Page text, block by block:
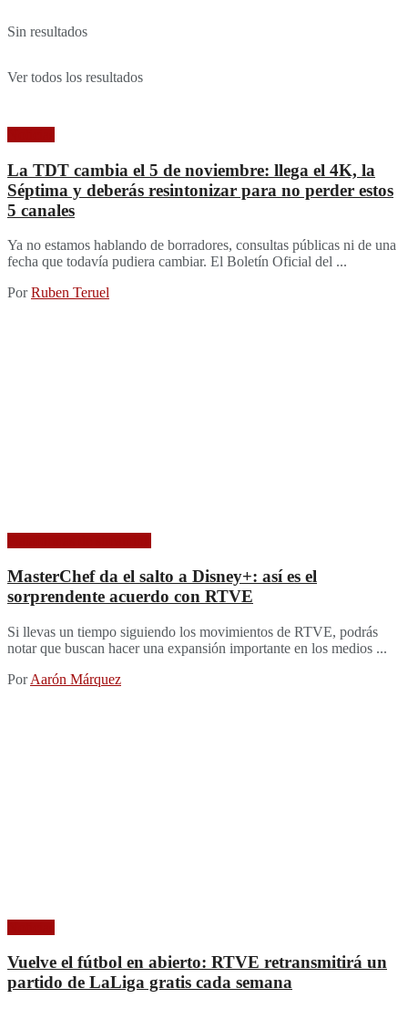
Sin resultados
Ver todos los resultados
La TDT cambia el 5 de noviembre: llega el 4K, la
Séptima y deberás resintonizar para no perder estos
5 canales
Ya no estamos hablando de borradores, consultas públicas ni de una
fecha que todavía pudiera cambiar. El Boletín Oficial del ...
Por Ruben Teruel
MasterChef da el salto a Disney+: así es el
sorprendente acuerdo con RTVE
Si llevas un tiempo siguiendo los movimientos de RTVE, podrás
notar que buscan hacer una expansión importante en los medios ...
Por Aarón Márquez
Vuelve el fútbol en abierto: RTVE retransmitirá un
partido de LaLiga gratis cada semana